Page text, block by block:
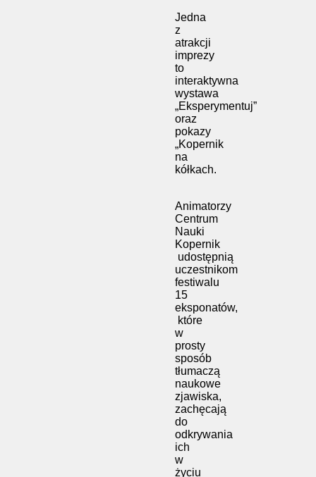
Jedna
z
atrakcji
imprezy
to
interaktywna
wystawa
„Eksperymentuj”
oraz
pokazy
„Kopernik
na
kółkach.
Animatorzy
Centrum
Nauki
Kopernik
udostępnią
uczestnikom
festiwalu
15
eksponatów,
które
w
prosty
sposób
tłumaczą
naukowe
zjawiska,
zachęcają
do
odkrywania
ich
w
życiu